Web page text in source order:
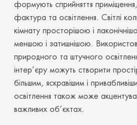
формують сприйняття
фактура та освітлення. Світлі
кімнату просторішою і
меншою і затишнішою.
природного та штучного
інтер’єру можуть створити
більшим, яскравішим і
освітлення також може
важливих об’єктах.